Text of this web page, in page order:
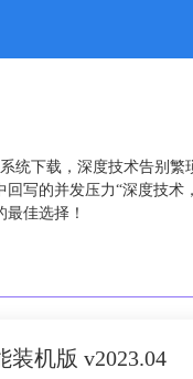
统下载，深度技术告别
写的并发压力“深度技
佳选择！
装机版 v2023.04